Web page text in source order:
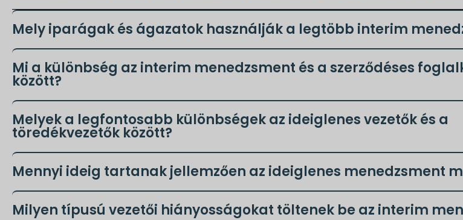
Mely iparágak és ágazatok használják a legtöbb interim
Mi a különbség az interim menedzsment és a szerződéses
között?
Melyek a legfontosabb különbségek az ideiglenes vezetők és a
töredékvezetők között?
Mennyi ideig tartanak jellemzően az ideiglenes menedzsment
Milyen típusú vezetői hiányosságokat töltenek be az interim